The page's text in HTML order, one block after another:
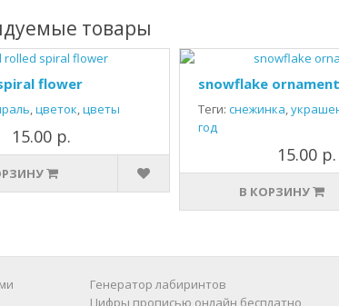
товары
flower
,цветок,цветы
15.00 р.
snowflake
Теги: снежинка,
год
15.00 р.
В КОРЗИНУ
Генератор лабиринтов
Цифры прописью онлайн бесплатно